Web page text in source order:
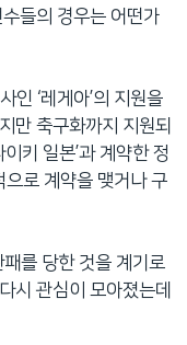
들의 경우는 어떤가
인 ‘레게아’의 지원을
만 축구화까지 지원되
키 일본’과 계약한 정
로 계약을 맺거나 구
를 당한 것을 계기로
시 관심이 모아졌는데